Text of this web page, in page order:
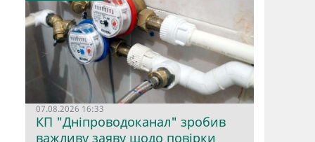
07.08.2026 16:33
КП "Дніпроводоканал" зробив
важливу заяву щодо повірки